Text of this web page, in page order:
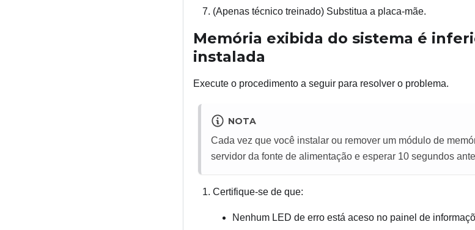
(Apenas técnico treinado) Substitua a placa-mãe.
Memória exibida do sistema é
instalada
Execute o procedimento a seguir para resolver o problema.
NOTA
Cada vez que você instalar ou remover um módulo de
servidor da fonte de alimentação e esperar 10 segundos
Certifique-se de que:
Nenhum LED de erro está aceso no painel de